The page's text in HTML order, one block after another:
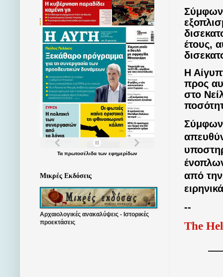
έτους,
Η
προς
στο
από την
--
The
Τα πρωτοσέλιδατων εφημερίδων
Μικρές Εκδόσεις
Αρχαιολογικές ανακαλύψεις - Ιστορικές
προεκτάσεις